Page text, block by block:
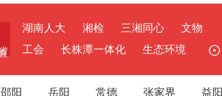
湖南人大 湘检 三湘同心
文物
工会
长株潭一体化 生态环境
邵阳 岳阳 常德 张家界 益阳